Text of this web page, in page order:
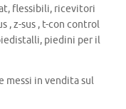
flessibili, ricevitori
, z-sus , t-con control
piedini per il
messi in vendita sul